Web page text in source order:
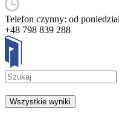
Telefon czynny: od
+48 798 839 288
Wszystkie wyniki